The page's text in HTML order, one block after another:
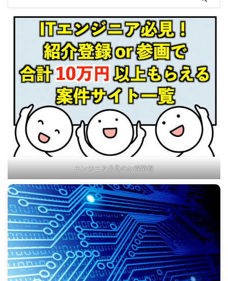
エンジニア必見のお得情報